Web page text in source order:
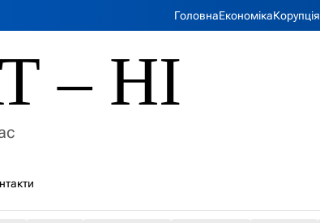
ГоловнаЕкономікаКорупція
– НІ